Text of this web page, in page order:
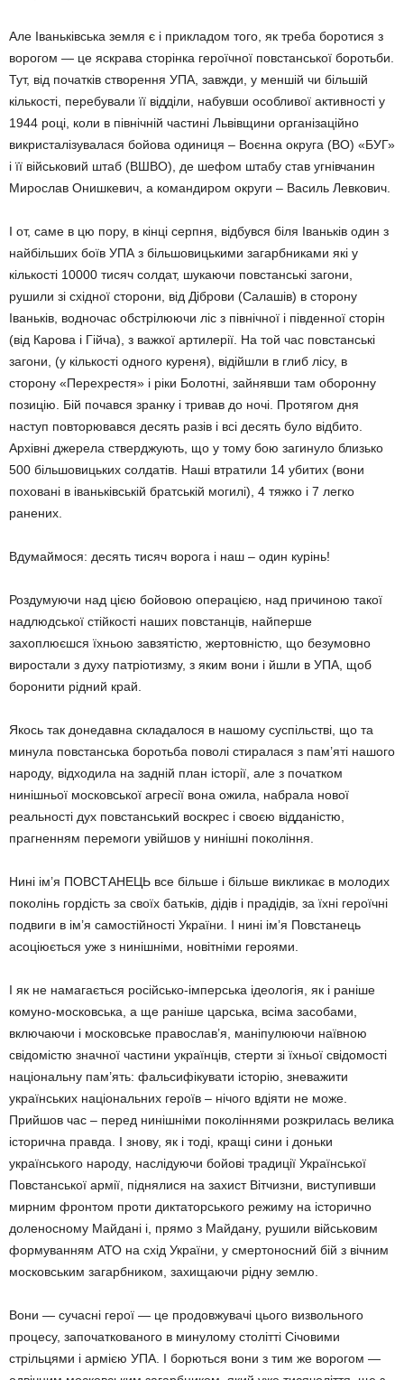
Але Іваньківська земля є і прикладом того, як треба боротися з
ворогом — це яскрава сторінка героїчної повстанської боротьби.
Тут, від початків створення УПА, завжди, у меншій чи більшій
кількості, перебували її відділи, набувши особливої активності у
1944 році, коли в північній частині Львівщини організаційно
викристалізувалася бойова одиниця – Воєнна округа (ВО) «БУГ»
і її військовий штаб (ВШВО), де шефом штабу став угнівчанин
Мирослав Онишкевич, а командиром округи – Василь Левкович.
І от, саме в цю пору, в кінці серпня, відбувся біля Іваньків один з
найбільших боїв УПА з більшовицькими загарбниками які у
кількості 10000 тисяч солдат, шукаючи повстанські загони,
рушили зі східної сторони, від Діброви (Салашів) в сторону
Іваньків, водночас обстрілюючи ліс з північної і південної сторін
(від Карова і Гійча), з важкої артилерії. На той час повстанські
загони, (у кількості одного куреня), відійшли в глиб лісу, в
сторону «Перехрестя» і ріки Болотні, зайнявши там оборонну
позицію. Бій почався зранку і тривав до ночі. Протягом дня
наступ повторювався десять разів і всі десять було відбито.
Архівні джерела стверджують, що у тому бою загинуло близько
500 більшовицьких солдатів. Наші втратили 14 убитих (вони
поховані в іваньківській братській могилі), 4 тяжко і 7 легко
ранених.
Вдумаймося: десять тисяч ворога і наш – один курінь!
Роздумуючи над цією бойовою операцією, над причиною такої
надлюдської стійкості наших повстанців, найперше
захоплюєшся їхньою завзятістю, жертовністю, що безумовно
виростали з духу патріотизму, з яким вони і йшли в УПА, щоб
боронити рідний край.
Якось так донедавна складалося в нашому суспільстві, що та
минула повстанська боротьба поволі стиралася з пам’яті нашого
народу, відходила на задній план історії, але з початком
нинішньої московської агресії вона ожила, набрала нової
реальності дух повстанський воскрес і своєю відданістю,
прагненням перемоги увійшов у нинішні покоління.
Нині ім’я ПОВСТАНЕЦЬ все більше і більше викликає в молодих
поколінь гордість за своїх батьків, дідів і прадідів, за їхні героїчні
подвиги в ім’я самостійності України. І нині ім’я Повстанець
асоціюється уже з нинішніми, новітніми героями.
І як не намагається російсько-імперська ідеологія, як і раніше
комуно-московська, а ще раніше царська, всіма засобами,
включаючи і московське православ’я, маніпулюючи наївною
свідомістю значної частини українців, стерти зі їхньої свідомості
національну пам’ять: фальсифікувати історію, зневажити
українських національних героїв – нічого вдіяти не може.
Прийшов час – перед нинішніми поколіннями розкрилась велика
історична правда. І знову, як і тоді, кращі сини і доньки
українського народу, наслідуючи бойові традиції Української
Повстанської армії, піднялися на захист Вітчизни, виступивши
мирним фронтом проти диктаторського режиму на історично
доленосному Майдані і, прямо з Майдану, рушили військовим
формуванням АТО на схід України, у смертоносний бій з вічним
московським загарбником, захищаючи рідну землю.
Вони — сучасні герої — це продовжувачі цього визвольного
процесу, започаткованого в минулому столітті Січовими
стрільцями і армією УПА. І борються вони з тим же ворогом —